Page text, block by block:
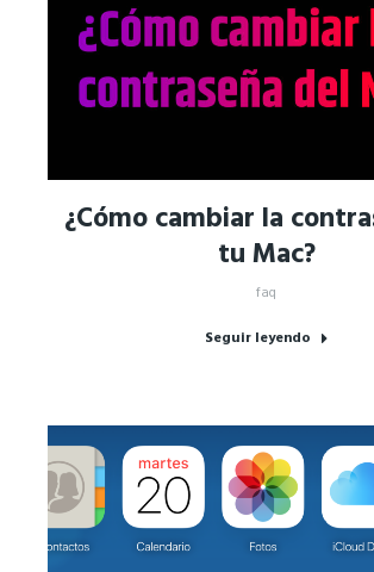
¿Cómo cambiar la
tu Mac?
faq
Seguir leyendo